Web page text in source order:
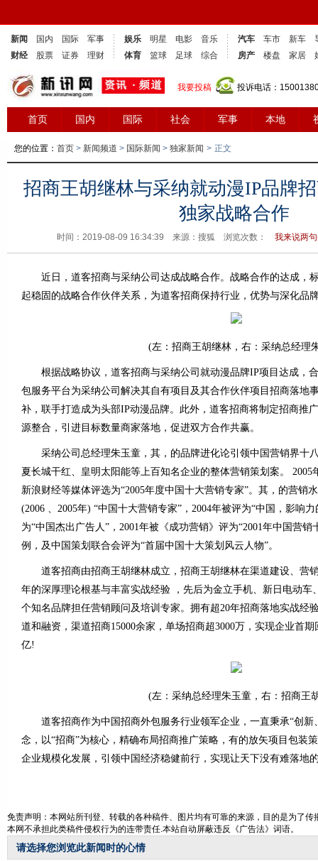
新闻 国内 国际
军事
财经
股票 证券 理财
娱乐 明星 电影
音乐
体育
篮球 足球 综合
汽车 车市 新车
房产
楼盘 家居
我要投稿 投诉电话：
首页 国内 国际 社会 军事 本地
您的位置： 首页 > 新闻频道 > 国际新闻 > 独家新闻 > 正文
招商王胡继林与采纳就动漫IP品牌
独家战略合作
时间：2019-08-09 16:34:39 来源：搜狐 浏览次数： 我来说两
近日，道客招商与采纳公司达成战略合作。战略合作的达成，
起稳固的战略合作伙伴关系，为道客招商保持行业，优势与深化品
(左：招商王胡继林，右：采纳总经理
根据战略协议，道客招商与采纳公司就动漫品牌IP项目达成，
包服务平台为采纳公司解决其自有项目及其合作伙伴项目招商落地
补，联手打造成为头部IP动漫品牌。此外，道客招商将制定招商推
源整合，引进目标数量商家落地，促进双方合作共赢。
采纳公司总经理朱玉童，其，的品牌进化论引领中国营销界十
夏长城干红、皇明太阳能等上百知名企业的整体营销策划案。 2005
新浪财经等媒体评选为“2005年度中国十大营销专家”。其，的营销
(2006 、2005年) “中国十大营销专家”，2004年被评为“中国，影响
为“中国杰出广告人”，2001年被《成功营销》评为“2001年中国营
例，及中国策划联合会评为“首届中国十大策划风云人物”。
道客招商由招商王胡继林成立，招商王胡继林在渠道建设、营
年的深厚理论根基与丰富实战经验 ，先后为金立手机、新日电动车
个知名品牌担任营销顾问及培训专家。拥有超20年招商落地实战经
道和融资，渠道招商15000余家，单场招商超3000万，实现企业首
亿!
(左：采纳总经理朱玉童，右：招商王
道客招商作为中国招商外包服务行业领军企业，一直秉承“创新
念，以“招商”为核心，精确布局招商推广策略，有的放矢项目包装
企业规模化发展，引领中国经济稳健前行，实现让天下没有难落地
免责声明：本网站所刊登、转载的各种稿件、图片均有可靠的来源，目的是为了
本网不承担此类稿件侵权行为的连带责任.本站自动屏蔽违反《广告法》词语。
请选择您浏览此新闻时的心情